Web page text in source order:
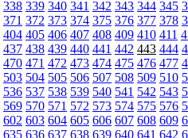
338 339 340 341 342 343 344 345
371 372 373 374 375 376 377 378
404 405 406 407 408 409 410 411
437 438 439 440 441 442 443 444
470 471 472 473 474 475 476 477
503 504 505 506 507 508 509 510
536 537 538 539 540 541 542 543
569 570 571 572 573 574 575 576
602 603 604 605 606 607 608 609
635 636 637 638 639 640 641 642